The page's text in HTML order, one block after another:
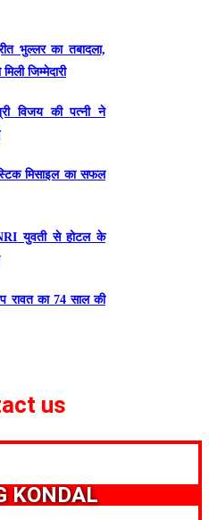
भुल्लर का तबादला,
जिम्मेदारी
विजय की पत्नी ने
मिसाइल का सफल
युवती से होटल के
रावत का 74 साल की
us
KONDAL